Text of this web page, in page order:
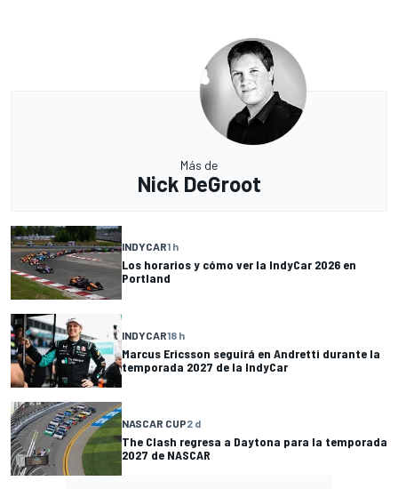
Más de
Nick DeGroot
INDYCAR1 h
Los horarios y cómo ver la IndyCar 2026 en
Portland
INDYCAR18 h
Marcus Ericsson seguirá en Andretti durante la
temporada 2027 de la IndyCar
NASCAR CUP2 d
The Clash regresa a Daytona para la temporada
2027 de NASCAR